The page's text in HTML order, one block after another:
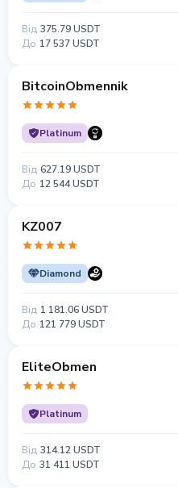
Від 375.79 USDT
До 17 537 USDT
BitcoinObmennik
Platinum
Від 627.19 USDT
До 12 544 USDT
KZ007
Diamond
Від 1 181.06 USDT
До 121 779 USDT
EliteObmen
Platinum
Від 314.12 USDT
До 31 411 USDT